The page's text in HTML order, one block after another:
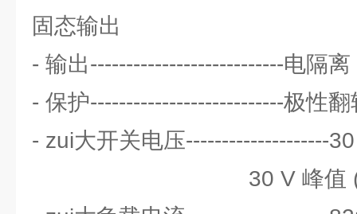
固态输出
- 输出---------------------------电隔离
- 保护---------------------------极性
- zui大开关电压--------------------
30 V 峰值